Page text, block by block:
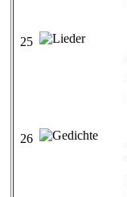
25
26